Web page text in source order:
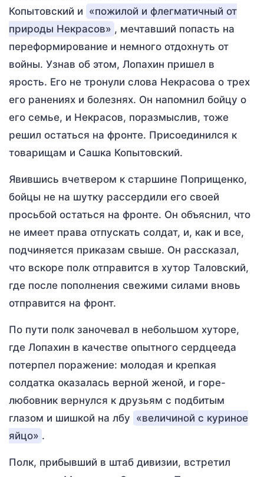
Копытовский и «пожилой и флегматичный от
природы Некрасов» , мечтавший попасть на
переформирование и немного отдохнуть от
войны. Узнав об этом, Лопахин пришел в
ярость. Его не тронули слова Некрасова о трех
его ранениях и болезнях. Он напомнил бойцу о
его семье, и Некрасов, поразмыслив, тоже
решил остаться на фронте. Присоединился к
товарищам и Сашка Копытовский.
Явившись вчетвером к старшине Поприщенко,
бойцы не на шутку рассердили его своей
просьбой остаться на фронте. Он объяснил, что
не имеет права отпускать солдат, и, как и все,
подчиняется приказам свыше. Он рассказал,
что вскоре полк отправится в хутор Таловский,
где после пополнения свежими силами вновь
отправится на фронт.
По пути полк заночевал в небольшом хуторе,
где Лопахин в качестве опытного сердцееда
потерпел поражение: молодая и крепкая
солдатка оказалась верной женой, и горе-
любовник вернулся к друзьям с подбитым
глазом и шишкой на лбу «величиной с куриное
яйцо» .
Полк, прибывший в штаб дивизии, встретил